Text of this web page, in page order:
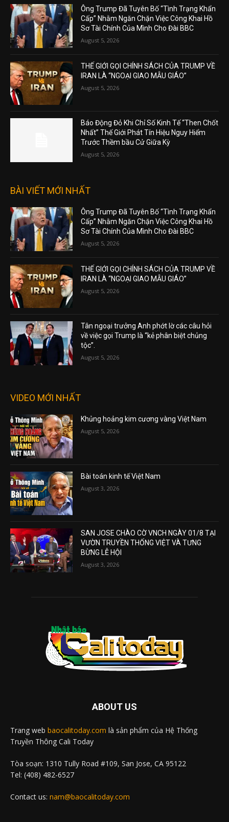
Ông Trump Đã Tuyên Bố “Tình Trạng Khẩn
Cấp” Nhằm Ngăn Chặn Việc Công Khai Hồ
Sơ Tài Chính Của Mình Cho Đài BBC
August 5, 2026
THẾ GIỚI GỌI CHÍNH SÁCH CỦA TRUMP VỀ
IRAN LÀ “NGOẠI GIAO MẪU GIÁO”
August 5, 2026
Báo Động Đỏ Khi Chỉ Số Kinh Tế “Then Chốt
Nhất” Thế Giới Phát Tín Hiệu Nguy Hiểm
Trước Thềm bầu Cử Giữa Kỳ
August 5, 2026
BÀI VIẾT MỚI NHẤT
Ông Trump Đã Tuyên Bố “Tình Trạng Khẩn
Cấp” Nhằm Ngăn Chặn Việc Công Khai Hồ
Sơ Tài Chính Của Mình Cho Đài BBC
August 5, 2026
THẾ GIỚI GỌI CHÍNH SÁCH CỦA TRUMP VỀ
IRAN LÀ “NGOẠI GIAO MẪU GIÁO”
August 5, 2026
Tân ngoại trưởng Anh phớt lờ các câu hỏi
về việc gọi Trump là “kẻ phân biệt chủng
tộc”.
August 5, 2026
VIDEO MỚI NHẤT
Khủng hoảng kim cương vàng Việt Nam
August 5, 2026
Bài toán kinh tế Việt Nam
August 3, 2026
SAN JOSE CHÀO CỜ VNCH NGÀY 01/8 TẠI
VƯỜN TRUYỀN THỐNG VIỆT VÀ TƯNG
BỪNG LỄ HỘI
August 3, 2026
ABOUT US
Trang web baocalitoday.com là sản phẩm của Hệ Thống
Truyền Thông Cali Today
Tòa soạn: 1310 Tully Road #109, San Jose, CA 95122
Tel: (408) 482-6527
Contact us: nam@baocalitoday.com